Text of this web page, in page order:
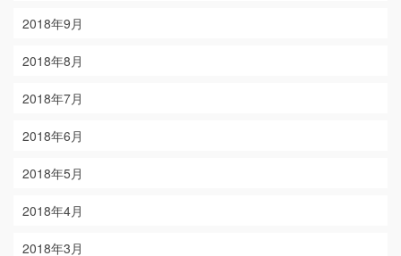
2018年9月
2018年8月
2018年7月
2018年6月
2018年5月
2018年4月
2018年3月